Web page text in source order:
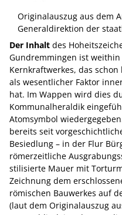
Originalauszug aus dem
Generaldirektion der
Der Inhalt des
Gundremmingen ist
Kernkraftwerkes, das
als wesentlicher Faktor
hat. Im Wappen wird dies
Kommunalheraldik
Atomsymbol
bereits seit
Besiedlung – in der Flur
römerzeitliche
stilisierte Mauer mit
Zeichnung dem
römischen Bauwerkes auf
(laut dem Originalauszug